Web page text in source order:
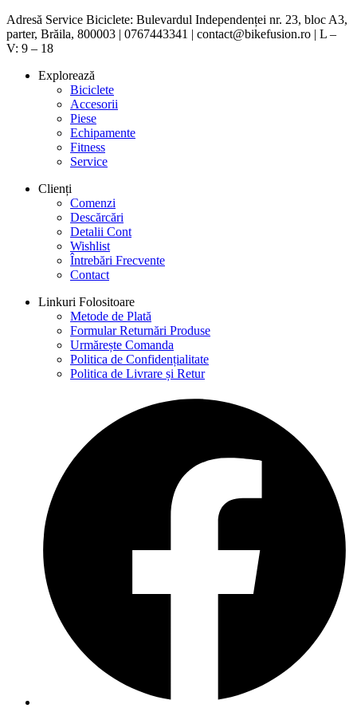
Adresă Service Biciclete: Bulevardul Independenței nr. 23, bloc A3,
parter, Brăila, 800003 | 0767443341 | contact@bikefusion.ro | L –
V: 9 – 18
Explorează
Biciclete
Accesorii
Piese
Echipamente
Fitness
Service
Clienți
Comenzi
Descărcări
Detalii Cont
Wishlist
Întrebări Frecvente
Contact
Linkuri Folositoare
Metode de Plată
Formular Returnări Produse
Urmărește Comanda
Politica de Confidențialitate
Politica de Livrare și Retur